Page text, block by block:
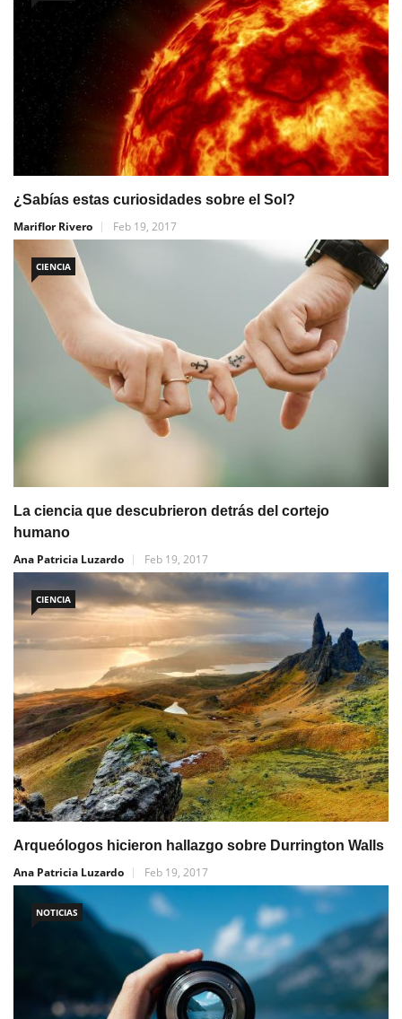
¿Sabías estas curiosidades sobre el Sol?
Mariflor Rivero
Feb 19, 2017
CIENCIA
La ciencia que descubrieron detrás del cortejo
humano
Ana Patricia Luzardo
Feb 19, 2017
CIENCIA
Arqueólogos hicieron hallazgo sobre Durrington Walls
Ana Patricia Luzardo
Feb 19, 2017
NOTICIAS